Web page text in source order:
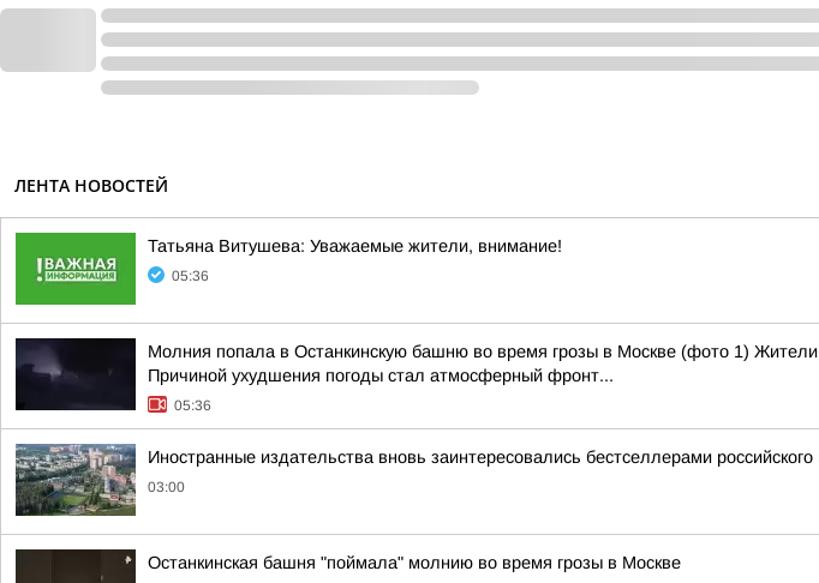
ЛЕНТА НОВОСТЕЙ
Татьяна Витушева: Уважаемые жители, внимание!
05:36
Молния попала в Останкинскую башню во время грозы в Москве (фото 1)
Причиной ухудшения погоды стал атмосферный фронт...
05:36
Иностранные издательства вновь заинтересовались бестселлерами российского
03:00
Останкинская башня "поймала" молнию во время грозы в Москве